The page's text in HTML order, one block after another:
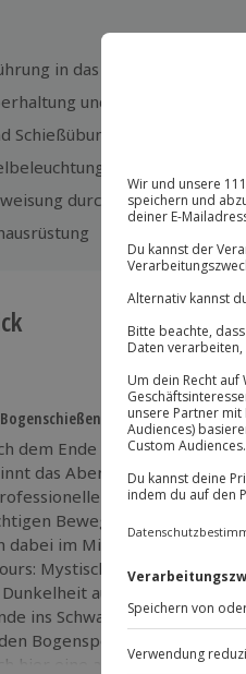
in das Bogenschießen
und zum
Schießübungen
und 3D-Attrappen
durch einen
im Fackelwald
dem Ende neigt und der
das Abenteuer:
Leih-Ausrüstung
Bewegungen –
dabei im Mittelpunkt. Richtig
Mystisches Licht trifft auf
auftauchen. Das
ins Schwarze zu treffen,
Bogensport. Wenn du
hier eine außergewöhnliche